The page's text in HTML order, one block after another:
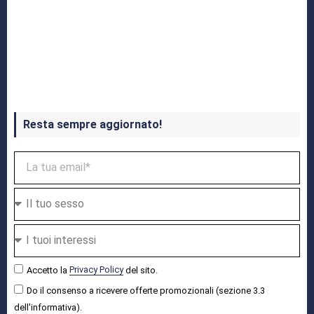
Resta sempre aggiornato!
Accetto la Privacy Policydel sito.
Do il consenso a ricevere offerte promozionali (sezione 3.3
dell'informativa).